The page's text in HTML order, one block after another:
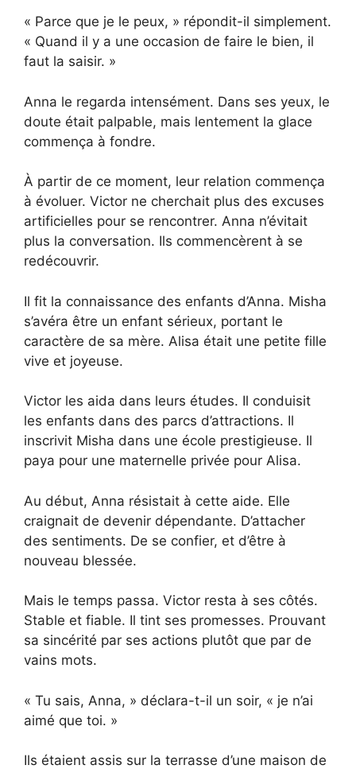
« Parce que je le peux, » répondit-il simplement.
« Quand il y a une occasion de faire le bien, il
faut la saisir. »
Anna le regarda intensément. Dans ses yeux, le
doute était palpable, mais lentement la glace
commença à fondre.
À partir de ce moment, leur relation commença
à évoluer. Victor ne cherchait plus des excuses
artificielles pour se rencontrer. Anna n’évitait
plus la conversation. Ils commencèrent à se
redécouvrir.
Il fit la connaissance des enfants d’Anna. Misha
s’avéra être un enfant sérieux, portant le
caractère de sa mère. Alisa était une petite fille
vive et joyeuse.
Victor les aida dans leurs études. Il conduisit
les enfants dans des parcs d’attractions. Il
inscrivit Misha dans une école prestigieuse. Il
paya pour une maternelle privée pour Alisa.
Au début, Anna résistait à cette aide. Elle
craignait de devenir dépendante. D’attacher
des sentiments. De se confier, et d’être à
nouveau blessée.
Mais le temps passa. Victor resta à ses côtés.
Stable et fiable. Il tint ses promesses. Prouvant
sa sincérité par ses actions plutôt que par de
vains mots.
« Tu sais, Anna, » déclara-t-il un soir, « je n’ai
aimé que toi. »
Ils étaient assis sur la terrasse d’une maison de